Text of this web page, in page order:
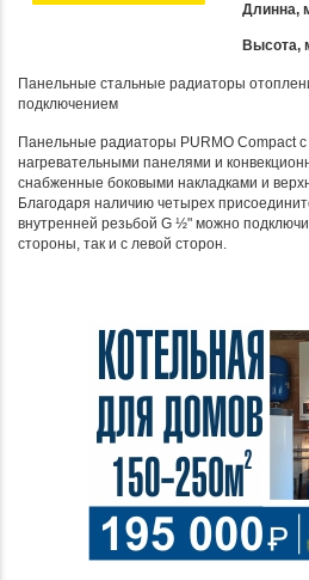
Длинна,
Высота,
Панельные стальные радиаторы
подключением
Панельные радиаторы PURMO Compact
нагревательными панелями и
снабженные боковыми накладками и
Благодаря наличию четырех
внутренней резьбой G ½" можно
стороны, так и с левой сторон.